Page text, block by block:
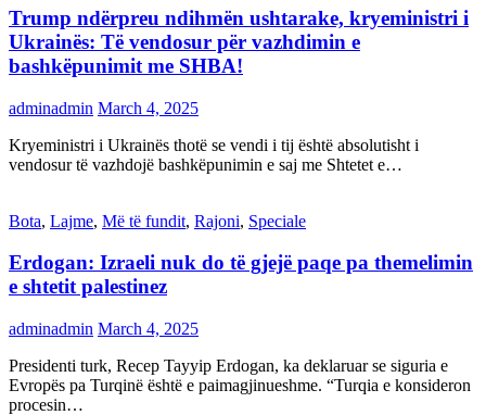
Trump ndërpreu ndihmën ushtarake, kryeministri i
Ukrainës: Të vendosur për vazhdimin e
bashkëpunimit me SHBA!
adminadmin March 4, 2025
Kryeministri i Ukrainës thotë se vendi i tij është absolutisht i
vendosur të vazhdojë bashkëpunimin e saj me Shtetet e…
Bota, Lajme, Më të fundit, Rajoni, Speciale
Erdogan: Izraeli nuk do të gjejë paqe pa themelimin
e shtetit palestinez
adminadmin March 4, 2025
Presidenti turk, Recep Tayyip Erdogan, ka deklaruar se siguria e
Evropës pa Turqinë është e paimagjinueshme. “Turqia e konsideron
procesin…